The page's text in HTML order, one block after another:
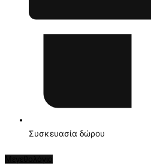
Συσκευασία δώρου